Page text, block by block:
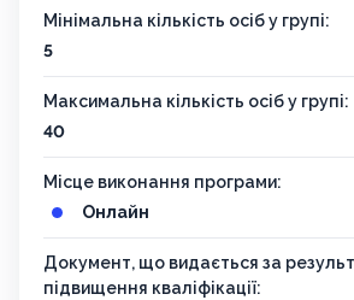
Мінімальна кількість осіб у групі:
5
Максимальна кількість осіб у групі:
40
Місце виконання програми:
Онлайн
Документ, що видається за
підвищення кваліфікації: